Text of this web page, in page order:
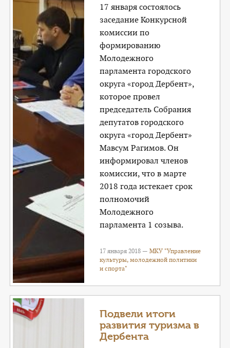
17 января состоялось
заседание Конкурсной
комиссии по
формированию
Молодежного
парламента городского
округа «город Дербент»,
которое провел
председатель Собрания
депутатов городского
округа «город Дербент»
Мавсум Рагимов. Он
информировал членов
комиссии, что в марте
2018 года истекает срок
полномочий
Молодежного
парламента 1 созыва.
17 января 2018 —МКУ "Управление
культуры, молодежной политики
и спорта"
Подвели итоги
развития туризма в
Дербента